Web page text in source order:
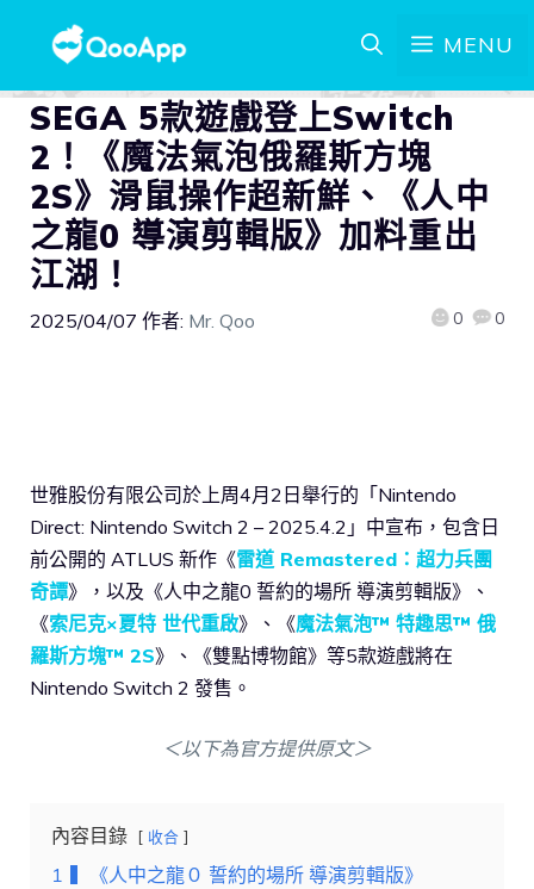
MENU
SEGA 5款遊戲登上Switch
2！《魔法氣泡俄羅斯方塊
2S》滑鼠操作超新鮮、《人中
之龍0 導演剪輯版》加料重出
江湖！
2025/04/07 作者: Mr. Qoo 0 0
世雅股份有限公司於上周4月2日舉行的「Nintendo
Direct: Nintendo Switch 2 – 2025.4.2」中宣布，包含日
前公開的 ATLUS 新作《雷道 Remastered：超力兵團
奇譚》，以及《人中之龍0 誓約的場所 導演剪輯版》、
《索尼克×夏特 世代重啟》、《魔法氣泡™ 特趣思™ 俄
羅斯方塊™ 2S》、《雙點博物館》等5款遊戲將在
Nintendo Switch 2 發售。
＜以下為官方提供原文＞
內容目錄 收合
1
▍《人中之龍０ 誓約的場所 導演剪輯版》